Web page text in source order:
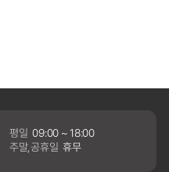
평일 09:00 ~ 18:00
주말,공휴일 휴무